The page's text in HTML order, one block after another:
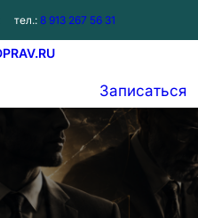
тел.: 8 913 267 56 31
Записаться